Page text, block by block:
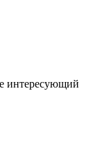
интересующий